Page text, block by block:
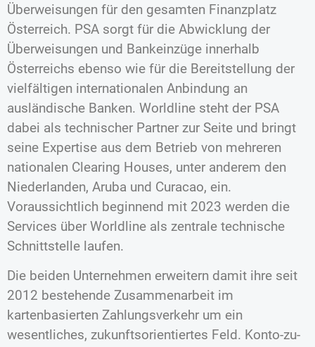
Überweisungen für den gesamten Finanzplatz
Österreich. PSA sorgt für die Abwicklung der
Überweisungen und Bankeinzüge innerhalb
Österreichs ebenso wie für die Bereitstellung der
vielfältigen internationalen Anbindung an
ausländische Banken. Worldline steht der PSA
dabei als technischer Partner zur Seite und bringt
seine Expertise aus dem Betrieb von mehreren
nationalen Clearing Houses, unter anderem den
Niederlanden, Aruba und Curacao, ein.
Voraussichtlich beginnend mit 2023 werden die
Services über Worldline als zentrale technische
Schnittstelle laufen.
Die beiden Unternehmen erweitern damit ihre seit
2012 bestehende Zusammenarbeit im
kartenbasierten Zahlungsverkehr um ein
wesentliches, zukunftsorientiertes Feld. Konto-zu-